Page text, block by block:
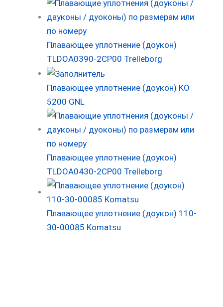
Плавающее уплотнение (доукон)
TLDOA0390-2CP00 Trelleborg
Плавающее уплотнение (доукон) KO
5200 GNL
Плавающее уплотнение (доукон)
TLDOA0430-2CP00 Trelleborg
Плавающее уплотнение (доукон) 110-
30-00085 Komatsu